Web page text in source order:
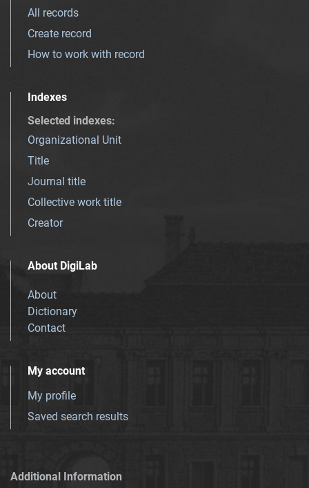
All records
Create record
How to work with record
Indexes
Selected indexes:
Organizational Unit
Title
Journal title
Collective work title
Creator
About DigiLab
About
Dictionary
Contact
My account
My profile
Saved search results
Additional Information